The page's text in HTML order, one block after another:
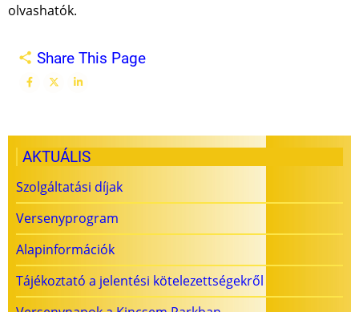
olvashatók.
Share This Page
AKTUÁLIS
Szolgáltatási díjak
Versenyprogram
Alapinformációk
Tájékoztató a jelentési kötelezettségekről